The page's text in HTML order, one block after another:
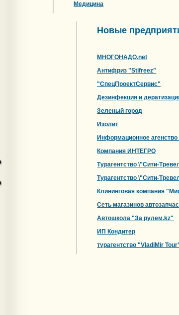
Медицина
Новые
МНОГОНАДО.net
Антифриз "Stifreez"
"СпецПроектСервис"
Дезинфекция и
Зеленый город
Изолит
Информационное
Компания ИНТЕГРО
Турагентство \"Сити-
Турагентство \"Сити-
Клининговая компания
Сеть магазинов
Автошкола "За рулем.kz"
ИП Кондитер
турагентство "VladiMir